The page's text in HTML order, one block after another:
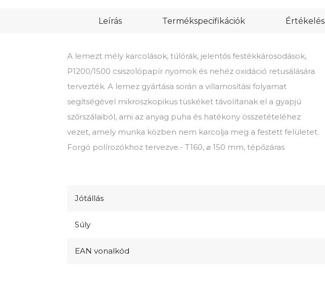
Leírás Termékspecifikációk Értékelés
A lemezt mély karcolások, túlórák, jelentős festékkárosodások,
P1200/1500 csiszolópapír nyomok és nehéz oxidáció retusálására
tervezték. A lemez gyártása során a villamosítási folyamat
segítségével mikroszkopikus tüskéket távolítanak el a gyapjú
szőrszálaiból, ami az anyag puha és hatékony összetételéhez
vezet, amely munka közben nem karcolja meg a festett felületet.
Forgó polírozókhoz tervezve.- T160, ⌀ 150 mm, tépőzáras
Jótállás
Súly
EAN vonalkód